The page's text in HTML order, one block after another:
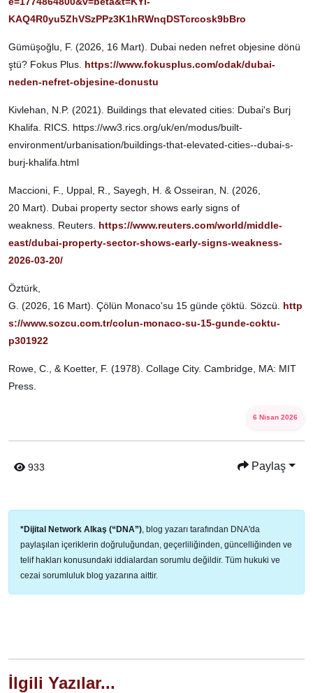
KAQ4R0yu5ZhVSzPPz3K1hRWnqDSTcrcosk9bBro
Gümüşoğlu, F. (2026, 16 Mart). Dubai neden nefret objesine dönü
ştü? Fokus Plus. https://www.fokusplus.com/odak/dubai-
neden-nefret-objesine-donustu
Kivlehan, N.P. (2021). Buildings that elevated cities: Dubai's Burj
Khalifa. RICS. https://ww3.rics.org/uk/en/modus/built-
environment/urbanisation/buildings-that-elevated-cities--dubai-s-
burj-khalifa.html
Maccioni, F., Uppal, R., Sayegh, H. & Osseiran, N. (2026,
20 Mart). Dubai property sector shows early signs of
weakness. Reuters. https://www.reuters.com/world/middle-
east/dubai-property-sector-shows-early-signs-weakness-
2026-03-20/
Öztürk,
G. (2026, 16 Mart). Çölün Monaco'su 15 günde çöktü. Sözcü. http
s://www.sozcu.com.tr/colun-monaco-su-15-gunde-coktu-
p301922
Rowe, C., & Koetter, F. (1978). Collage City. Cambridge, MA: MIT
Press.
6 Nisan 2026
933 Paylaş
*Dijital Network Alkaş (“DNA”), blog yazarı tarafından DNA'da
paylaşılan içeriklerin doğruluğundan, geçerliliğinden, güncelliğinden ve
telif hakları konusundaki iddialardan sorumlu değildir. Tüm hukuki ve
cezai sorumluluk blog yazarına aittir.
İlgili Yazılar...